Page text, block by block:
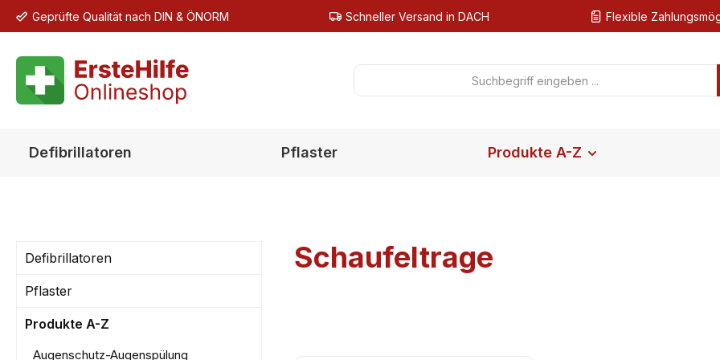
Hauptinhalt springen
Zur Suche springen
Zur Hauptnavigation springen
Geprüfte Qualität nach DIN & ÖNORM Schneller Versand in DACH Flexible
Defibrillatoren Pflaster Produkte A-Z
Defibrillatoren
Pflaster
Produkte A-Z
Augenschutz-Augenspülung
Schaufeltrage